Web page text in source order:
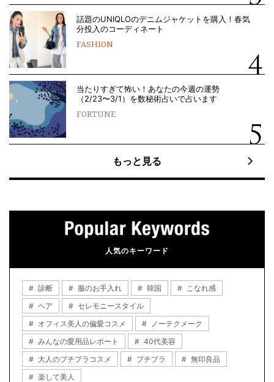
話題のUNIQLOのデニムジャケットを購入！春気
分投入のコーディネート
FASHION
当たりすぎて怖い！あなたの今週の運勢
（2/23〜3/1）を数秘術占いで占います
FORTUNE
もっと見る
人気のキーワード
診断 服のお手入れ 韓国
こなれ感
ヘア
セレモニースタイル
オフィス美人の偏愛コスメ
ノーテクメーク
みんなの愛用品レポート
40代美容
大人のプチプラコスメ
プチプラ
無印良品
楽して美人